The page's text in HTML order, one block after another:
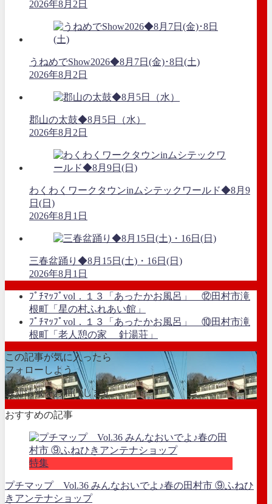
2026年8月2日
うねめでShow2026◆8月7日(金)･8日(土)
2026年8月2日
郡山の太鼓◆8月5日（水）
2026年8月2日
わくわくワークタウンinムシテックワールド◆8月9
日(日)
2026年8月1日
三春盆踊り◆8月15日(土)・16日(日)
2026年8月1日
ﾌﾟﾁﾏｯﾌﾟvol．１３「あったかお風呂」 ⑫田村市滝
根町「星の村ふれあい館」
ﾌﾟﾁﾏｯﾌﾟvol．１３「あったかお風呂」 ⑩田村市滝
根町「老人憩の家 針湯荘」
この記事が気に入ったら
フォローしよう
最新情報をお届けします
おすすめの記事
特集
プチマップ Vol.36 みんなおいでよ♪春の田村市 ⑨ふねひ
きアンテナショップ